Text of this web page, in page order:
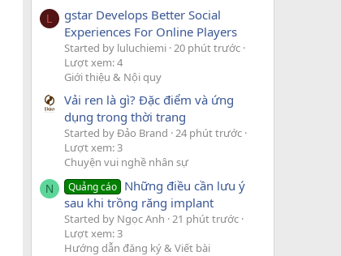
L
gstar Develops Better Social
Experiences For Online Players
Started by luluchiemi 20 phút trước
Lượt xem: 4
Giới thiệu & Nội quy
Vải ren là gì? Đặc điểm và ứng
dụng trong thời trang
Started by Đảo Brand 24 phút trước
Lượt xem: 3
Chuyện vui nghề nhân sự
N Quảng cáo Những điều cần lưu ý
sau khi trồng răng implant
Started by Ngọc Anh
21 phút trước
Lượt xem: 3
Hướng dẫn đăng ký & Viết bài